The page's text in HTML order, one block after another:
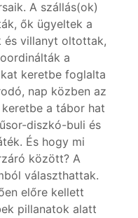
A szállás(ok)
ők ügyeltek a
és villanyt oltottak,
a
keretbe foglalta
nap közben az
a tábor hat
diszkó-buli és
És hogy mi
között? A
választhattak.
előre kellett
pillanatok alatt